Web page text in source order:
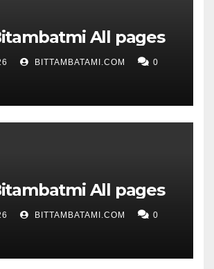
Bitambatmi All pages
BITTAMBATAMI.COM 0
Bitambatmi All pages
BITTAMBATAMI.COM 0